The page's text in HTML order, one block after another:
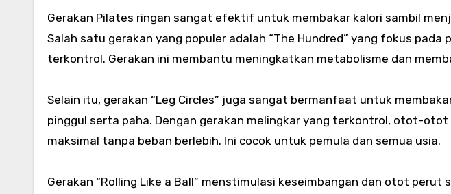
Gerakan Pilates ringan sangat efektif untuk membakar kalori sambil
Salah satu gerakan yang populer adalah “The Hundred” yang fokus
terkontrol. Gerakan ini membantu meningkatkan metabolisme dan
Selain itu, gerakan “Leg Circles” juga sangat bermanfaat untuk
pinggul serta paha. Dengan gerakan melingkar yang terkontrol, otot-
maksimal tanpa beban berlebih. Ini cocok untuk pemula dan semua usia.
Gerakan “Rolling Like a Ball” menstimulasi keseimbangan dan otot perut